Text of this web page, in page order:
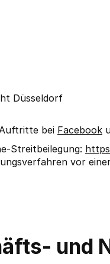
Düsseldorf
bei Facebook
Streitbeilegung:
vor
und